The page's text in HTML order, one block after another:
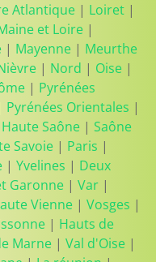
Atlantique | Loiret |
et Loire |
| Mayenne | Meurthe
| Nord | Oise |
| Pyrénées
Pyrénées Orientales |
Haute Saône | Saône
Savoie | Paris |
| Yvelines | Deux
Garonne | Var |
Vienne | Vosges |
| Hauts de
Marne | Val d'Oise |